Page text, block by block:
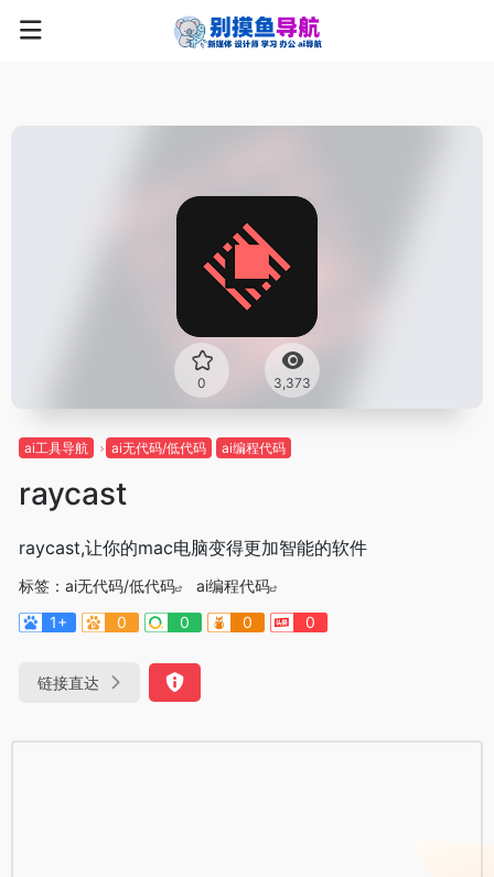
0 3,373
ai工具导航 ai无代码/低代码 ai编程代码
raycast
raycast,让你的mac电脑变得更加智能的软件
标签： ai无代码/低代码
ai编程代码
1+
0 0 0 0
链接直达